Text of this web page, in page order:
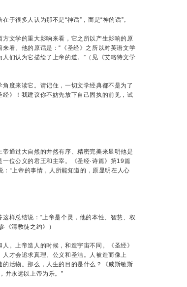
于很多人认为那不是“神话”，而是“神的话”。
文学的重大影响来看，它之所以产生影响的原
看。他的原话是：“《圣经》之所以对英语文学
们认为它描绘了上帝的道。”（见《艾略特文学
度来读它。请记住，一切文学经典都不是为了
》！我建议你不妨先放下自己固执的前见，试
通过大自然的井然有序、精密完美来显明他是
位公义的君王和主宰。《圣经·诗篇》第19篇
：“上帝的事情，人所能知道的，原显明在人心
样总结说：“上帝是个灵，他的本性、智慧、权
《清教徒之约》）
。上帝造人的时候，和造宇宙不同。《圣经》
才会追求真理、公义和圣洁。人被造而像上
活物。那么，人生的目的是什么？《威斯敏斯
并永远以上帝为乐。”